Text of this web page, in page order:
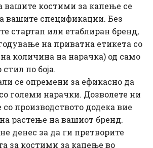
вашите костими за капење се
вашите спецификации. Без
стартап или етаблиран бренд,
на приватна етикета со
количина на нарачка) од само
по боја.
се опремени за ефикасно да
големи нарачки. Дозволете ни
производството додека вие
растење на вашиот бренд.
денес за да ги претворите
за костими за капење во